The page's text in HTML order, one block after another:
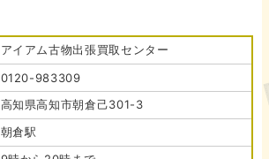
アイアム古物出張買取センター
0120-983309
高知県高知市朝倉己301-3
朝倉駅